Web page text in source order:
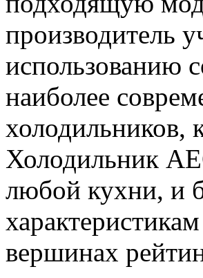
производитель
использованию
наиболее
холодильников,
Холодильник
любой кухни, и
вершинах